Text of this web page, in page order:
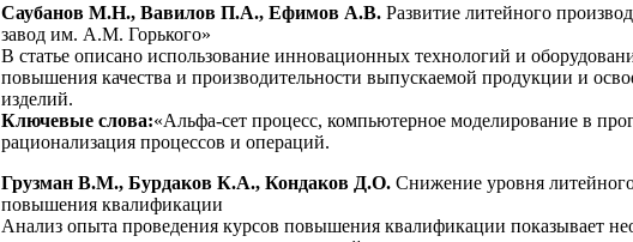
Саубанов М.Н., Вавилов П.А., Ефимов А.В. Развитие литейного
завод им. А.М. Горького»
В статье описано использование инновационных технологий и
повышения качества и производительности выпускаемой продукции и
изделий.
Ключевые слова:«Альфа-сет процесс, компьютерное моделирование в
рационализация процессов и операций.
Грузман В.М., Бурдаков К.А., Кондаков Д.О. Снижение уровня
повышения квалификации
Анализ опыта проведения курсов повышения квалификации показывает